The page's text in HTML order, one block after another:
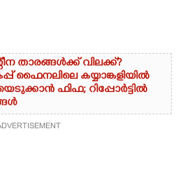
താരങ്ങൾക്ക് വിലക്ക്?
ഫൈനലിലെ കയ്യാങ്കളിയിൽ
ഫിഫ; റിപ്പോർട്ടിൽ